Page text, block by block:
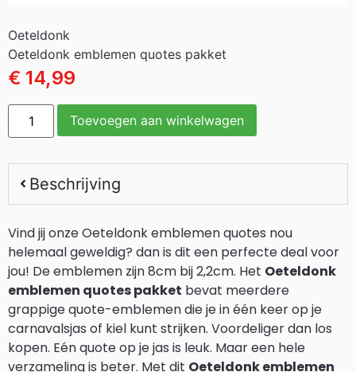
Oeteldonk
Oeteldonk emblemen quotes pakket
€ 14,99
Toevoegen aan winkelwagen
Beschrijving
Vind jij onze Oeteldonk emblemen quotes nou
helemaal geweldig? dan is dit een perfecte deal voor
jou! De emblemen zijn 8cm bij 2,2cm. Het Oeteldonk
emblemen quotes pakket bevat meerdere
grappige quote-emblemen die je in één keer op je
carnavalsjas of kiel kunt strijken. Voordeliger dan los
kopen. Eén quote op je jas is leuk. Maar een hele
verzameling is beter. Met dit Oeteldonk emblemen